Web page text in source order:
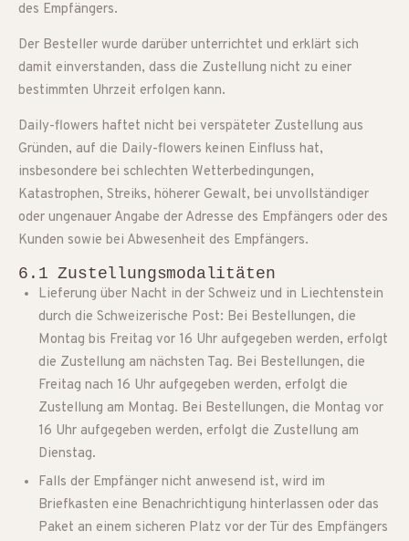
des Empfängers.
Der Besteller wurde darüber unterrichtet und erklärt sich
damit einverstanden, dass die Zustellung nicht zu einer
bestimmten Uhrzeit erfolgen kann.
Daily-flowers haftet nicht bei verspäteter Zustellung aus
Gründen, auf die Daily-flowers keinen Einfluss hat,
insbesondere bei schlechten Wetterbedingungen,
Katastrophen, Streiks, höherer Gewalt, bei unvollständiger
oder ungenauer Angabe der Adresse des Empfängers oder des
Kunden sowie bei Abwesenheit des Empfängers.
6.1 Zustellungsmodalitäten
Lieferung über Nacht in der Schweiz und in Liechtenstein
durch die Schweizerische Post: Bei Bestellungen, die
Montag bis Freitag vor 16 Uhr aufgegeben werden, erfolgt
die Zustellung am nächsten Tag. Bei Bestellungen, die
Freitag nach 16 Uhr aufgegeben werden, erfolgt die
Zustellung am Montag. Bei Bestellungen, die Montag vor
16 Uhr aufgegeben werden, erfolgt die Zustellung am
Dienstag.
Falls der Empfänger nicht anwesend ist, wird im
Briefkasten eine Benachrichtigung hinterlassen oder das
Paket an einem sicheren Platz vor der Tür des Empfängers